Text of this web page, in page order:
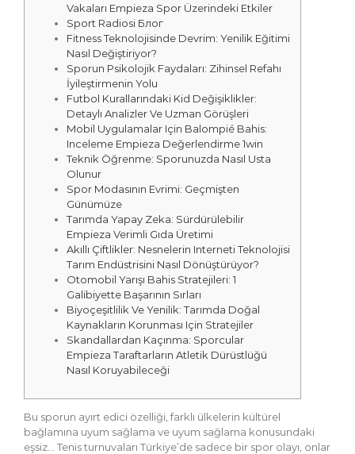
Vakaları Empieza Spor Üzerindeki Etkiler
Sport Radiosi Блог
Fitness Teknolojisinde Devrim: Yenilik Eğitimi
Nasıl Değiştiriyor?
Sporun Psikolojik Faydaları: Zihinsel Refahı
İyileştirmenin Yolu
Futbol Kurallarındaki Kid Değişiklikler:
Detaylı Analizler Ve Uzman Görüşleri
Mobil Uygulamalar Için Balompié Bahis:
Inceleme Empieza Değerlendirme 1win
Teknik Öğrenme: Sporunuzda Nasıl Usta
Olunur
Spor Modasının Evrimi: Geçmişten
Günümüze
Tarımda Yapay Zeka: Sürdürülebilir
Empieza Verimli Gıda Üretimi
Akıllı Çiftlikler: Nesnelerin Interneti Teknolojisi
Tarım Endüstrisini Nasıl Dönüştürüyor?
Otomobil Yarışı Bahis Stratejileri: 1
Galibiyette Başarının Sırları
Biyoçeşitlilik Ve Yenilik: Tarımda Doğal
Kaynakların Korunması Için Stratejiler
Skandallardan Kaçınma: Sporcular
Empieza Taraftarların Atletik Dürüstlüğü
Nasıl Koruyabileceği
Bu sporun ayırt edici özelliği, farklı ülkelerin kültürel
bağlamına uyum sağlama ve uyum sağlama konusundaki
eşsiz… Tenis turnuvaları Türkiye’de sadece bir spor olayı, onlar